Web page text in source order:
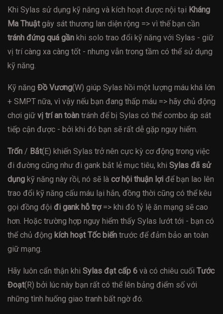
Khi Sylas sử dụng kỹ năng và kích hoạt được nội tại Kháng
Ma Thuậtgây sát thương lan diện rộng => vì thế bạn cần
tránh đứng quá gần khi solo trao đổi kỹ năng với Sylas - giữ
vị trí càng xa càng tốt - nhưng vẫn trong tầm có thể sử dụng
kỹ năng.
Kỹ năng Đồ Vương(W) giúp Sylas hồi một lượng máu khá lớn
+ SMPT nữa, vì vậy nếu bạn đang thấp máu => hãy chủ động
chơi giữ vị trí an toàn tránh để bị Sylas có thể combo áp sát
tiếp cận được - bởi khi đó bạn sẽ rất dễ gặp nguy hiểm.
Trốn / Bắt(E) khiến Sylas trở nên cực kỳ cơ động trong việc
đi đường cũng như đi gank bắt lẻ mục tiêu, khi Sylas đã sử
dụng kỹ năng này rồi, nó sẽ là cơ hội thuận lợi để bạn lao lên
trao đổi kỹ năng cấu máu lại hắn, đồng thời cũng có thể kêu
gọi đồng đội đi gank hỗ trợ=> khi đó tỷ lệ ăn mạng sẽ cao
hơn. Hoặc trường hợp nguy hiểm thấy Sylas lướt tới - bạn có
thể chủ động kích hoạt Tốc biến trước để đảm bảo an toàn
giữ mạng.
Hãy luôn cẩn thận khi Sylas đạt cấp 6 và có chiêu cuối Tước
Đoạt(R) bởi lúc này bạn rất có thể lên bảng điểm số với
những tình huống giao tranh bất ngờ đó.